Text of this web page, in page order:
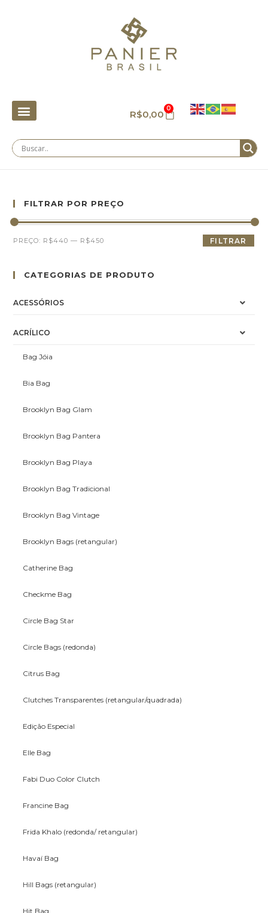
R$0,00 0
FILTRAR POR PREÇO
FILTRAR
PREÇO: R$440 — R$450
CATEGORIAS DE PRODUTO
ACESSÓRIOS
ACRÍLICO
Bag Jóia
Bia Bag
Brooklyn Bag Glam
Brooklyn Bag Pantera
Brooklyn Bag Playa
Brooklyn Bag Tradicional
Brooklyn Bag Vintage
Brooklyn Bags (retangular)
Catherine Bag
Checkme Bag
Circle Bag Star
Circle Bags (redonda)
Citrus Bag
Clutches Transparentes (retangular/quadrada)
Edição Especial
Elle Bag
Fabi Duo Color Clutch
Francine Bag
Frida Khalo (redonda/ retangular)
Havaí Bag
Hill Bags (retangular)
Hit Bag